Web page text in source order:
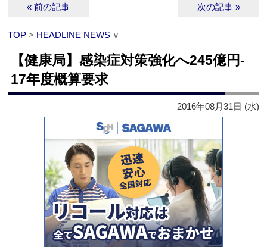
« 前の記事 次の記事 »
TOP > HEADLINE NEWS ∨
【健康局】感染症対策強化へ245億円‐
17年度概算要求
2016年08月31日 (水)